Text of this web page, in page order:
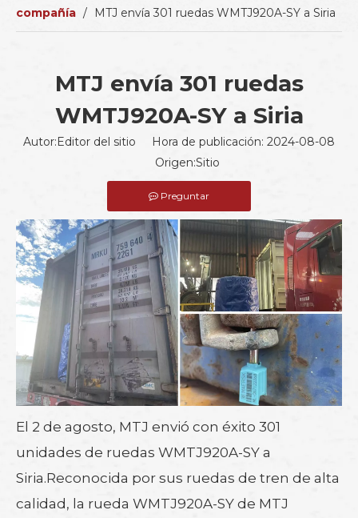
compañía / MTJ envía 301 ruedas WMTJ920A-SY a Siria
MTJ envía 301 ruedas
WMTJ920A-SY a Siria
Autor:Editor del sitio Hora de publicación: 2024-08-08
Origen:Sitio
Preguntar
El 2 de agosto, MTJ envió con éxito 301
unidades de ruedas WMTJ920A-SY a
Siria.Reconocida por sus ruedas de tren de alta
calidad, la rueda WMTJ920A-SY de MTJ